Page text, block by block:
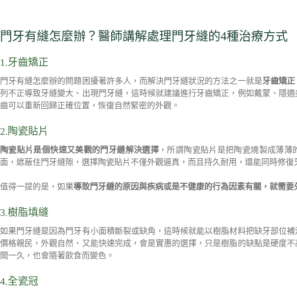
門牙有縫怎麼辦？醫師講解處理門牙縫的4種治療方式
1.牙齒矯正
門牙有縫怎麼辦的問題困擾著許多人，而解決門牙縫狀況的方法之一就是牙齒矯正
列不正導致牙縫變大、出現門牙縫，這時候就建議進行牙齒矯正，例如戴蒙、隱
齒可以重新回歸正確位置，恢復自然緊密的外觀。
2.陶瓷貼片
陶瓷貼片是個快速又美觀的門牙縫解決選擇 ，所謂陶瓷貼片是把陶瓷燒製成薄
面，遮蔽住門牙縫隙，選擇陶瓷貼片不僅外觀逼真，而且持久耐用，還能同時修復
值得一提的是，如果導致門牙縫的原因與疾病或是不健康的行為因素有關，就需要
3.樹脂填縫
如果門牙縫是因為門牙有小面積斷裂或缺角，這時候就能以樹脂材料把缺牙部位
價格親民，外觀自然、又能快速完成，會是實惠的選擇，只是樹脂的缺點是硬度
間一久，也會隨著飲食而變色。
4.全瓷冠